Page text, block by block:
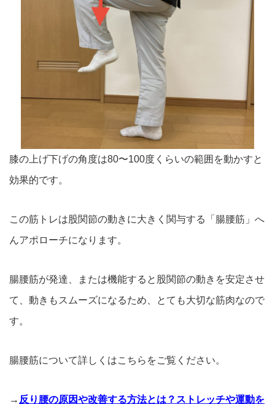
膝の上げ下げの角度は80〜100度くらいの範囲を動かすと
効果的です。
この筋トレは股関節の動きに大きく関与する「腸腰筋」へ
んアポローチになります。
腸腰筋が発達、または機能すると股関節の動きを安定させ
て、動きもスムーズになるため、とても大切な筋肉なので
す。
腸腰筋について詳しくはこちらをご覧ください。
→ 反り腰の原因や改善する方法とは？ストレッチや運動を